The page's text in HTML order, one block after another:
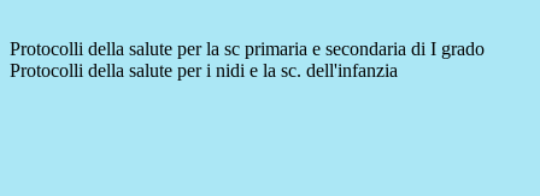
Protocolli della salute per la sc primaria e secondaria di I grado
Protocolli della salute per i nidi e la sc. dell'infanzia